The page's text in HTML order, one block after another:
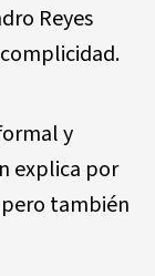
Reyes
y
explica por
también